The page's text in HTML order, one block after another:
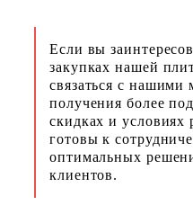
Если вы
закупках нашей
связаться с нашими
получения более
скидках и условиях
готовы к
оптимальных
клиентов.